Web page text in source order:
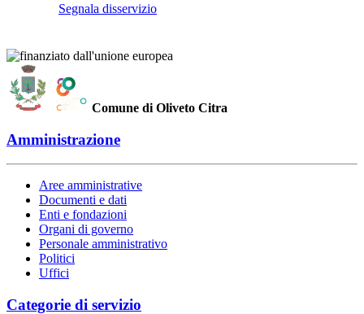
Segnala disservizio
Comune di Oliveto Citra
Amministrazione
Aree amministrative
Documenti e dati
Enti e fondazioni
Organi di governo
Personale amministrativo
Politici
Uffici
Categorie di servizio